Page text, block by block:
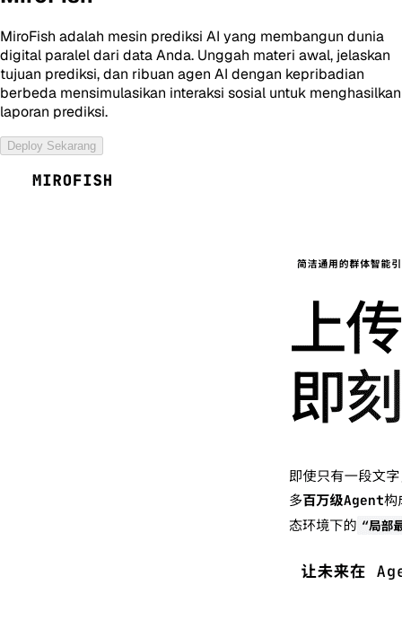
MiroFish adalah mesin prediksi AI yang membangun dunia
digital paralel dari data Anda. Unggah materi awal, jelaskan
tujuan prediksi, dan ribuan agen AI dengan kepribadian
berbeda mensimulasikan interaksi sosial untuk menghasilkan
laporan prediksi.
Deploy Sekarang